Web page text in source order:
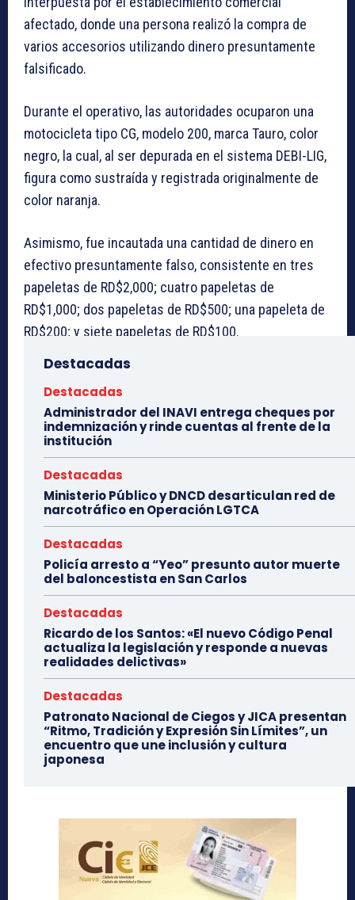
afectado, donde una persona realizó la compra de
varios accesorios utilizando dinero presuntamente
falsificado.
Durante el operativo, las autoridades ocuparon una
motocicleta tipo CG, modelo 200, marca Tauro, color
negro, la cual, al ser depurada en el sistema DEBI-LIG,
figura como sustraída y registrada originalmente de
color naranja.
Asimismo, fue incautada una cantidad de dinero en
efectivo presuntamente falso, consistente en tres
papeletas de RD$2,000; cuatro papeletas de
RD$1,000; dos papeletas de RD$500; una papeleta de
RD$200; y siete papeletas de RD$100.
Los detenidos y las evidencias ocupadas
permanecen bajo custodia en el cuartel policial de
Nagua y serán puestos a disposición del Ministerio
Público.
Destacadas
Destacadas
Administrador del INAVI entrega cheques por
indemnización y rinde cuentas al frente de la
institución
Destacadas
Ministerio Público y DNCD desarticulan red de
narcotráfico en Operación LGTCA
Destacadas
Policía arresto a “Yeo” presunto autor muerte
del baloncestista en San Carlos
Destacadas
Ricardo de los Santos: «El nuevo Código Penal
actualiza la legislación y responde a nuevas
realidades delictivas»
Destacadas
Patronato Nacional de Ciegos y JICA presentan
“Ritmo, Tradición y Expresión Sin Límites”, un
encuentro que une inclusión y cultura
japonesa